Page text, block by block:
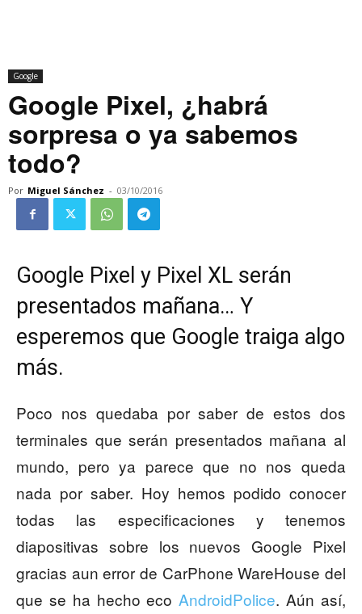
Google
Google Pixel, ¿habrá
sorpresa o ya sabemos
todo?
Por Miguel Sánchez - 03/10/2016
Google Pixel y Pixel XL serán
presentados mañana… Y
esperemos que Google traiga algo
más.
Poco nos quedaba por saber de estos dos
terminales que serán presentados mañana al
mundo, pero ya parece que no nos queda
nada por saber. Hoy hemos podido conocer
todas las especificaciones y tenemos
diapositivas sobre los nuevos Google Pixel
gracias aun error de CarPhone WareHouse del
que se ha hecho ecoAndroidPolice. Aún así,